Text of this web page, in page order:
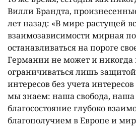
Вилли Брандта,
лет назад: «В мире растущей
взаимозависимости мирная
останавливаться на пороге
Германии не может и никогда
ограничиваться лишь
интересов без учета
мы знаем: наша свобода,
благосостояние глубоко
благополучием в Европе и